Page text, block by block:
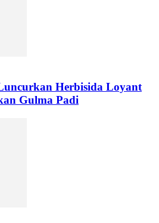
Herbisida Loyant
Gulma Padi